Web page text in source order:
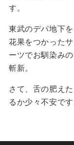
す。
東武のデパ地下
花果をつかった
ーツでお馴染み
斬新。
さて、舌の肥え
るか少々不安で